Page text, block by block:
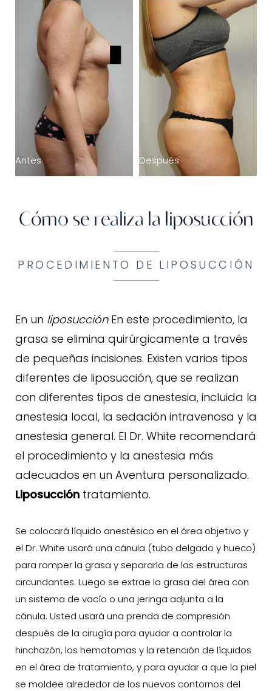
Antes Después
Cómo se realiza la liposucción
PROCEDIMIENTO DE LIPOSUCCIÓN
En un liposucciónEn este procedimiento, la
grasa se elimina quirúrgicamente a través
de pequeñas incisiones. Existen varios tipos
diferentes de liposucción, que se realizan
con diferentes tipos de anestesia, incluida la
anestesia local, la sedación intravenosa y la
anestesia general. El Dr. White recomendará
el procedimiento y la anestesia más
adecuados en un Aventura personalizado.
Liposucción tratamiento.
Se colocará líquido anestésico en el área objetivo y
el Dr. White usará una cánula (tubo delgado y hueco)
para romper la grasa y separarla de las estructuras
circundantes. Luego se extrae la grasa del área con
un sistema de vacío o una jeringa adjunta a la
cánula. Usted usará una prenda de compresión
después de la cirugía para ayudar a controlar la
hinchazón, los hematomas y la retención de líquidos
en el área de tratamiento, y para ayudar a que la piel
se moldee alrededor de los nuevos contornos del